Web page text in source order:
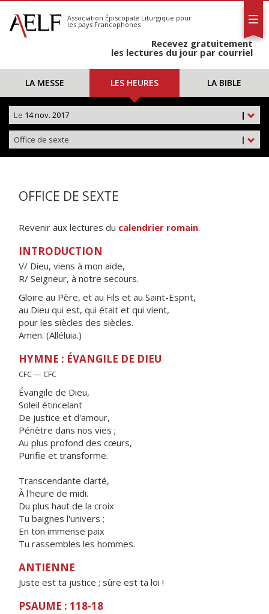
S'abonner
Calendrier
Association Épiscopale Liturgique pour
les pays Francophones
Recevez gratuitement
les lectures du jour par courriel
LA MESSE LES HEURES LA BIBLE
|
Le 14 nov. 2017
|
Office de sexte
OFFICE DE SEXTE
Revenir aux lectures du calendrier romain.
INTRODUCTION
V/ Dieu, viens à mon aide,
R/ Seigneur, à notre secours.
Gloire au Père, et au Fils et au Saint-Esprit,
au Dieu qui est, qui était et qui vient,
pour les siècles des siècles.
Amen. (Alléluia.)
HYMNE : ÉVANGILE DE DIEU
CFC — CFC
Évangile de Dieu,
Soleil étincelant
De justice et d'amour,
Pénètre dans nos vies ;
Au plus profond des cœurs,
Purifie et transforme.
Transcendante clarté,
À l'heure de midi.
Du plus haut de la croix
Tu baignes l'univers ;
En ton immense paix
Tu rassembles les hommes.
ANTIENNE
Juste est ta justice ; sûre est ta loi !
PSAUME : 118-18